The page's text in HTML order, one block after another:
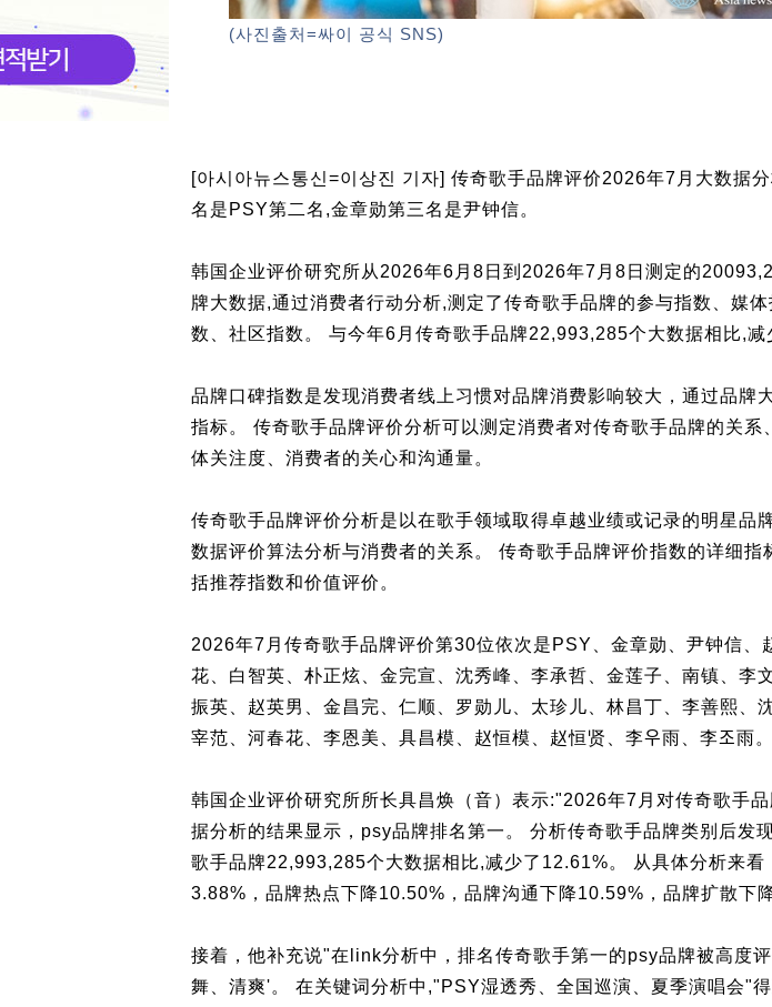
(사진출처=싸이 공식 SNS)
[아시아뉴스통신=이상진 기자] 传奇歌手品牌评价2026年7月大数据
名是PSY第二名,金章勋第三名是尹钟信。
韩国企业评价研究所从2026年6月8日到2026年7月8日测定的
牌大数据,通过消费者行动分析,测定了传奇歌手品牌的参与指数、媒
数、社区指数。 与今年6月传奇歌手品牌22,993,285个大数据相比,减
品牌口碑指数是发现消费者线上习惯对品牌消费影响较大，通过品牌
指标。 传奇歌手品牌评价分析可以测定消费者对传奇歌手品牌的关系
体关注度、消费者的关心和沟通量。
传奇歌手品牌评价分析是以在歌手领域取得卓越业绩或记录的明星品
数据评价算法分析与消费者的关系。 传奇歌手品牌评价指数的详细指
括推荐指数和价值评价。
2026年7月传奇歌手品牌评价第30位依次是PSY、金章勋、尹钟信、
花、白智英、朴正炫、金完宣、沈秀峰、李承哲、金莲子、南镇、李
振英、赵英男、金昌完、仁顺、罗勋儿、太珍儿、林昌丁、李善熙、
宰范、河春花、李恩美、具昌模、赵恒模、赵恒贤、李우雨、李조雨。
韩国企业评价研究所所长具昌焕（音）表示:"2026年7月对传奇歌手
据分析的结果显示，psy品牌排名第一。 分析传奇歌手品牌类别后发
歌手品牌22,993,285个大数据相比,减少了12.61%。 从具体分析来看
3.88%，品牌热点下降10.50%，品牌沟通下降10.59%，品牌扩散下
接着，他补充说"在link分析中，排名传奇歌手第一的psy品牌被高度
舞、清爽'。 在关键词分析中,"PSY湿透秀、全国巡演、夏季演唱会"